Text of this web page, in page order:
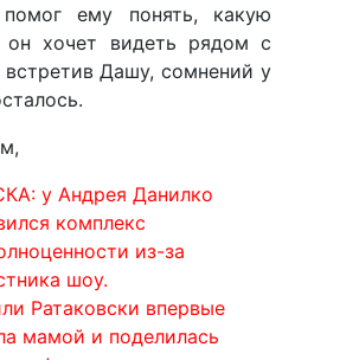
ему понять, какую
он хочет видеть рядом с
Дашу, сомнений у
у Андрея Данилко
комплекс
из-за
шоу.
Ратаковски впервые
мамой и поделилась